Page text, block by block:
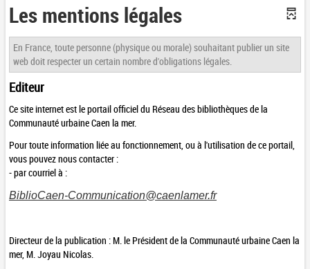
Les mentions légales
En France, toute personne (physique ou morale) souhaitant publier un site
web doit respecter un certain nombre d'obligations légales.
Editeur
Ce site internet est le portail officiel du Réseau des bibliothèques de la
Communauté urbaine Caen la mer.
Pour toute information liée au fonctionnement, ou à l'utilisation de ce portail,
vous pouvez nous contacter :
- par courriel à :
BiblioCaen-Communication@caenlamer.fr
Directeur de la publication : M. le Président de la Communauté urbaine Caen la
mer, M. Joyau Nicolas.